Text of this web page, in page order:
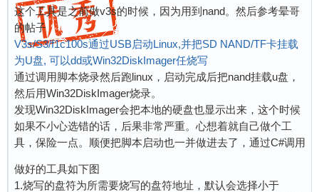
这个工具是之前做v3s的时候，因为用到nand。然后参考晕哥
的帖子
V3s/S3/f1c100s通过USB启动Linux,并把SD NAND/TF卡挂载
为U盘, 可以dd或Win32DiskImager任烧写
通过调用脚本烧录然后跑linux，启动完成后把nand挂载u盘，
然后用Win32DiskImager烧录。
发现Win32DiskImager会把本地的硬盘也显示出来，这个时候
如果不小心选错的话，后果非常严重。心想着就自己做个工
具，保险一点。顺便把脚本启动也一并做进去了，通过C#调用
做好的工具如下图
1.烧写的盘符为所需要烧写的盘符地址，默认会选择小于